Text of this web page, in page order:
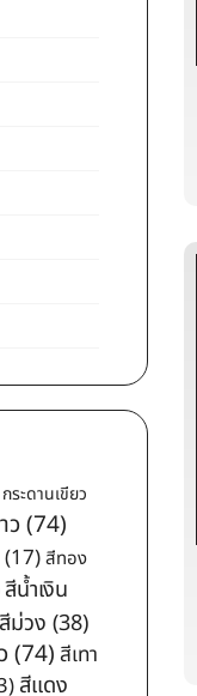
กระดานเขียว
ว(74)
(17)สีทอง
สีน้ำเงิน
สีม่วง (38)
(74)สีเทา
สีแดง